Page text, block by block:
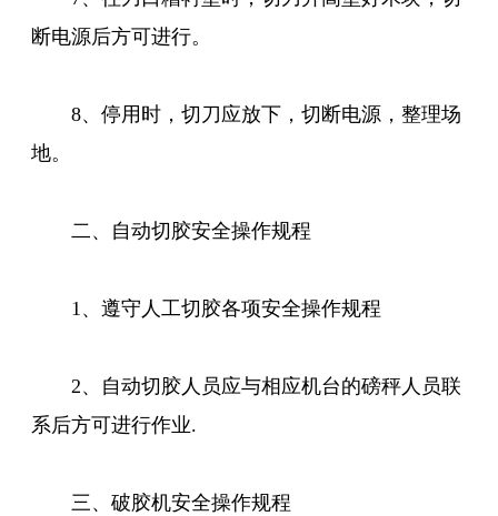
断电源后方可进行。
8、停用时，切刀应放下，切断电源，整理场
地。
二、自动切胶安全操作规程
1、遵守人工切胶各项安全操作规程
2、自动切胶人员应与相应机台的磅秤人员联
系后方可进行作业.
三、破胶机安全操作规程